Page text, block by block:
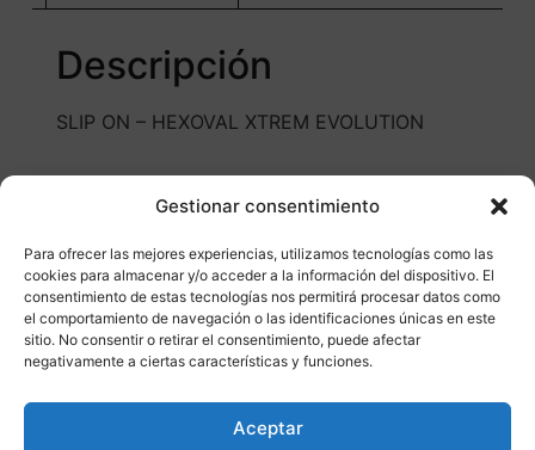
Gestionar consentimiento
Para ofrecer las mejores experiencias, utilizamos tecnologías como las
cookies para almacenar y/o acceder a la información del dispositivo. El
consentimiento de estas tecnologías nos permitirá procesar datos como
el comportamiento de navegación o las identificaciones únicas en este
sitio. No consentir o retirar el consentimiento, puede afectar
negativamente a ciertas características y funciones.
Aceptar
Descripción
SLIP ON – HEXOVAL XTREM EVOLUTION
Otros productos
CONSULTAR DISPONIBILIDAD